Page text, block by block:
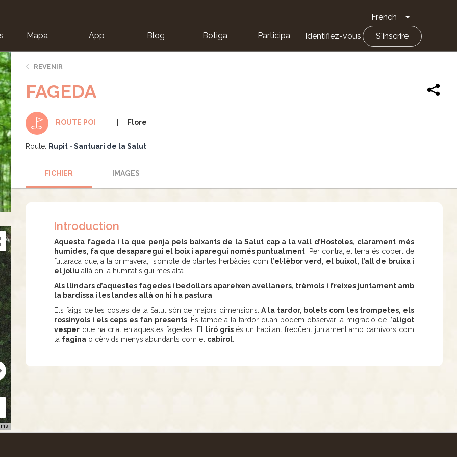
French Toggle
Mapa App Blog Botiga Participa Identifiez-vous S'inscrire
REVENIR
FAGEDA
ROUTE POI Flore
Route: Rupit - Santuari de la Salut
FICHIER IMAGES
Introduction
Aquesta fageda i la que penja pels baixants de la Salut cap a la vall d’Hostoles, clarament més
humides, fa que desaparegui el boix i aparegui només puntualment . Per contra, el terra és cobert de
fullaraca que, a la primavera, s’omple de plantes herbàcies com l’el·lèbor verd, el buixol, l’all de bruixa i
el joliu allà on la humitat sigui més alta.
Als llindars d’aquestes fagedes i bedollars apareixen avellaners, trèmols i freixes juntament amb
la bardissa i les landes allà on hi ha pastura
Els faigs de les costes de la Salut són de majors dimensions.A la tardor, bolets com les trompetes, els
rossinyols i els ceps es fan presents. És també a la tardor quan podem observar la migració de l’aligot
vesper que ha criat en aquestes fagedes. El liró grisés un habitant freqüent juntament amb carnívors com
la fagina o cèrvids menys abundants com el cabirol